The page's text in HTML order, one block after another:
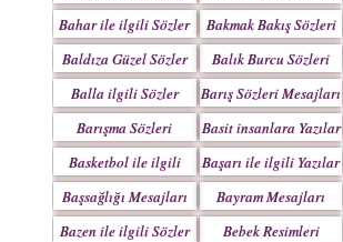
Yazılar
Bahar ile ilgili Sözler
Yazılar
Bakmak Bakış Sözleri
Baldıza Güzel Sözler
Balık Burcu Sözleri
Balla ilgili Sözler
Barış Sözleri Mesajları
Barışma Sözleri
Mesajları
Basit insanlara Yazılar
Basketbol ile ilgili
Sözler
Başarı ile ilgili Yazılar
Başsağlığı Mesajları
Bayram Mesajları
Sözleri
Bazen ile ilgili Sözler
Bebek Resimleri